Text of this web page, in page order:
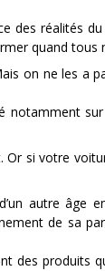
des réalités
quand tous
on ne les a
notamment
Or si votre
autre âge
de sa
des produits